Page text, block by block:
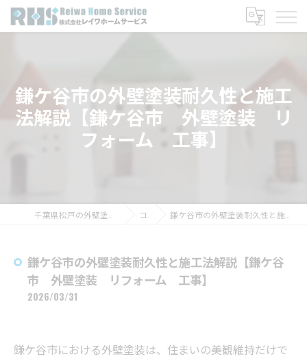
鎌ケ谷市の外壁塗装耐久性と施工
法解説【鎌ケ谷市 外壁塗装 リ
フォーム 工事】
コラム 鎌ケ谷市の外壁塗装耐久性と施工法解説【鎌ケ谷市 外壁塗装 リフォーム 工事】
鎌ケ谷市の外壁塗装耐久性と施工法解説【鎌ケ谷
市 外壁塗装 リフォーム 工事】
2026/03/31
鎌ケ谷市における外壁塗装は、住まいの美観維持だけで